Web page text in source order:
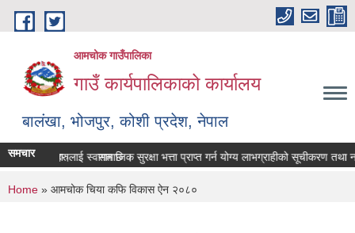
Skip to main content
आमचोक गाउँपालिका
गाउँ कार्यपालिकाको कार्यालय
बालंखा, भोजपुर, कोशी प्रदेश, नेपाल
मा यहाँहरुलाई स्वागत छ ।
समचार
गर्ने सम्बन्धमा। सामाजिक सुरक्षा भत्ता प्राप्‍त गर्न योग्य लाभग्राहीको सूचीकरण तथा
You are here
Home » आमचोक चिया कफि विकास ऐन २०८०